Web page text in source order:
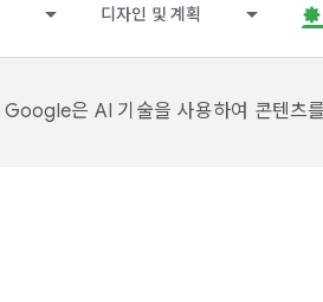
디자인 및 계획
Google은 AI 기술을 사용하여 콘텐츠